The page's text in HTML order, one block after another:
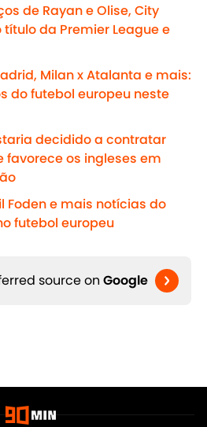
de Rayan e Olise, City
da Premier League e
Milan x Atalanta e mais:
do futebol europeu neste
decidido a contratar
favorece os ingleses em
Foden e mais notícias do
futebol europeu
source on Google